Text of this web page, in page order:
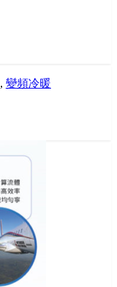
, 變頻冷暖